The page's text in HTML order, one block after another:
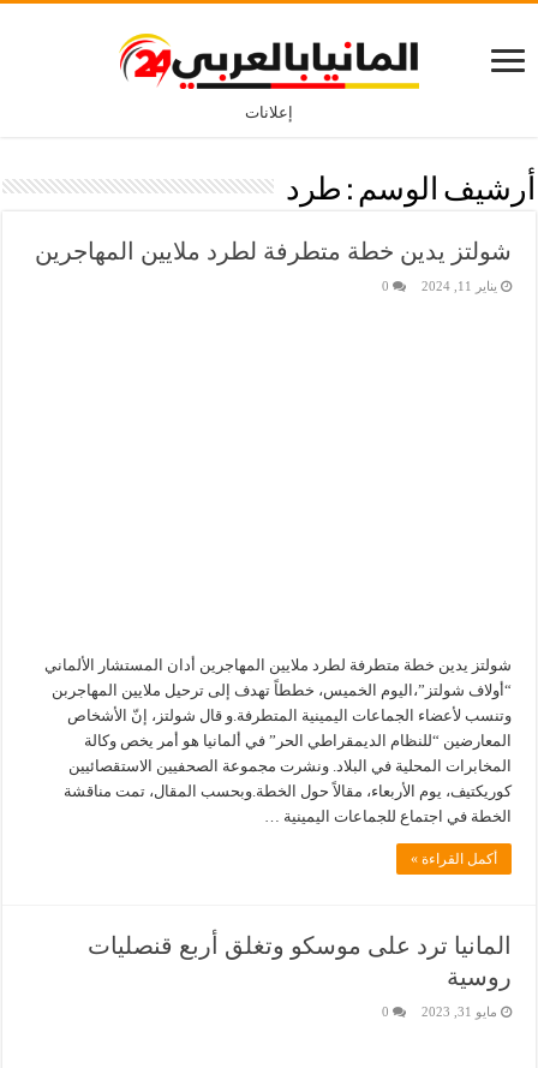
إعلانات
أرشيف الوسم : طرد
شولتز يدين خطة متطرفة لطرد ملايين المهاجرين
يناير 11, 2024 0
شولتز يدين خطة متطرفة لطرد ملايين المهاجرين أدان المستشار الألماني
“أولاف شولتز”،اليوم الخميس، خططاً تهدف إلى ترحيل ملايين المهاجربن
وتنسب لأعضاء الجماعات اليمينية المتطرفة.و قال شولتز، إنّ الأشخاص
المعارضين “للنظام الديمقراطي الحر” في ألمانيا هو أمر يخص وكالة
المخابرات المحلية في البلاد. ونشرت مجموعة الصحفيين الاستقصائيين
كوريكتيف، يوم الأربعاء، مقالاً حول الخطة.وبحسب المقال، تمت مناقشة
الخطة في اجتماع للجماعات اليمينية …
أكمل القراءة »
المانيا ترد على موسكو وتغلق أربع قنصليات
روسية
مايو 31, 2023 0